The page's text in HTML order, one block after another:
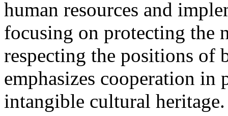
human resources and
focusing on protecting the
respecting the positions of
emphasizes cooperation
intangible cultural heritage.